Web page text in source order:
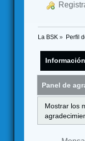
La BSK » Perfil
Panel de
Mostrar los